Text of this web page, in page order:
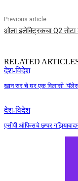
Previous article
ओला इलेक्ट्रिकचा Q2
RELATED
देश-विदेश
खान सर चे घर एक विलासी
देश-विदेश
एसीपी ऑफिसचे छप्पर